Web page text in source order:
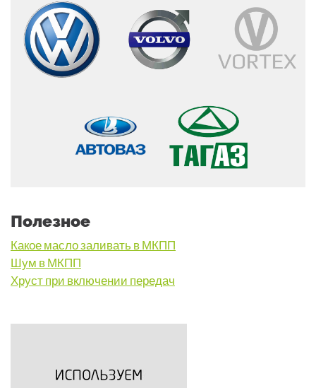
Полезное
Какое масло заливать в МКПП
Шум в МКПП
Хруст при включении передач